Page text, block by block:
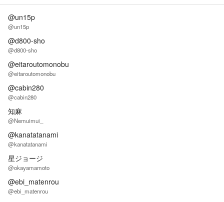
@un15p
@un15p
@d800-sho
@d800-sho
@eitaroutomonobu
@eitaroutomonobu
@cabin280
@cabin280
知麻
@Nemuimui_
@kanatatanami
@kanatatanami
星ジョージ
@okayamamoto
@ebi_matenrou
@ebi_matenrou